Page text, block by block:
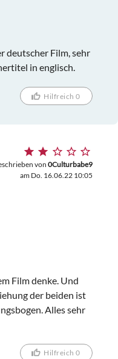
deutscher Film, sehr
in englisch.
Hilfreich 0
von0Culturbabe9
am Do. 16.06.22 10:05
Film denke. Und
der beiden ist
Alles sehr
Hilfreich 0